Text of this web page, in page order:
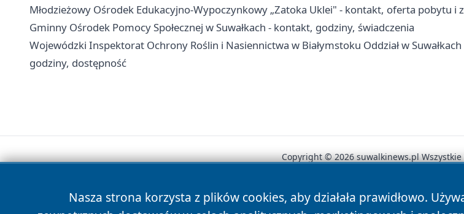
Młodzieżowy Ośrodek Edukacyjno-Wypoczynkowy „Zatoka Uklei" - kontakt, oferta pobytu i
Gminny Ośrodek Pomocy Społecznej w Suwałkach - kontakt, godziny, świadczenia
Wojewódzki Inspektorat Ochrony Roślin i Nasiennictwa w Białymstoku Oddział w
godziny, dostępność
Nasza strona korzysta z plików cookies, aby działała prawidłowo.
Copyright © 2026 suwalkinews.pl
News Autorzy Polityka Prywatności